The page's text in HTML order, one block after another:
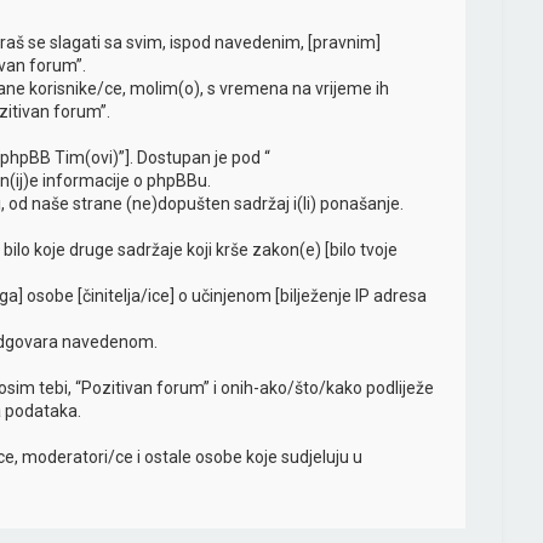
se slagati sa svim, ispod navedenim, [pravnim]
forum”.
korisnike/ce, molim(o), s vremena na vrijeme ih
forum”.
Tim(ovi)”]. Dostupan je pod “
informacije o phpBBu.
naše strane (ne)dopušten sadržaj i(li) ponašanje.
koje druge sadržaje koji krše zakon(e) [bilo tvoje
osobe [činitelja/ice] o učinjenom [bilježenje IP adresa
navedenom.
tebi, “Pozitivan forum” i onih-ako/što/kako podliježe
moderatori/ce i ostale osobe koje sudjeluju u